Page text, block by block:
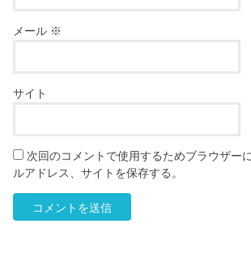
メール ※
サイト
次回のコメントで使用するためブラウザー
ルアドレス、サイトを保存する。